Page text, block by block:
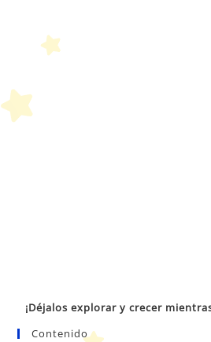
¡Déjalos explorar y crecer
Contenido